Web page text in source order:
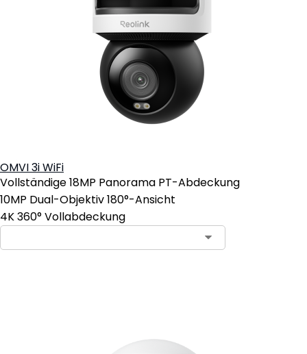
OMVI 3i WiFi
Vollständige 18MP Panorama PT-Abdeckung
10MP Dual-Objektiv 180°-Ansicht
4K 360° Vollabdeckung